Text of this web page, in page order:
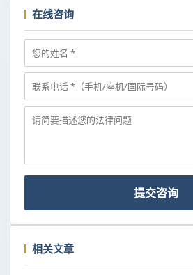
在线咨询
提交咨询
相关文章